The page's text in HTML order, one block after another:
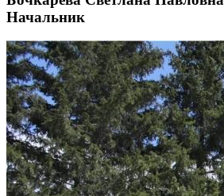
Начальник